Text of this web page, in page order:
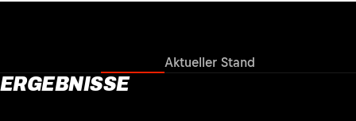
Aktueller Stand
ERGEBNISSE